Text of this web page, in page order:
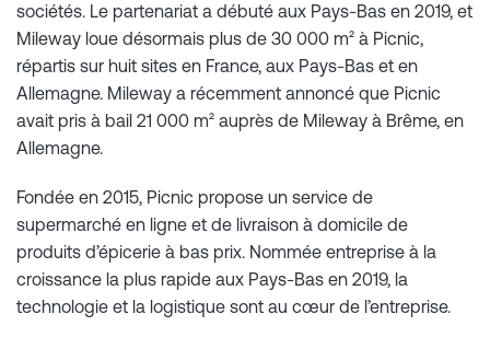
sociétés. Le partenariat a débuté aux Pays-Bas en 2019, et
Mileway loue désormais plus de 30 000 m² à Picnic,
répartis sur huit sites en France, aux Pays-Bas et en
Allemagne. Mileway a récemment annoncé que Picnic
avait pris à bail 21 000 m² auprès de Mileway à Brême, en
Allemagne.
Fondée en 2015, Picnic propose un service de
supermarché en ligne et de livraison à domicile de
produits d’épicerie à bas prix. Nommée entreprise à la
croissance la plus rapide aux Pays-Bas en 2019, la
technologie et la logistique sont au cœur de l’entreprise.